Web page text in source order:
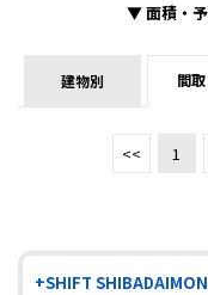
▼面積・
建物別 間
<< 1
+SHIFT SHIBADAIMON